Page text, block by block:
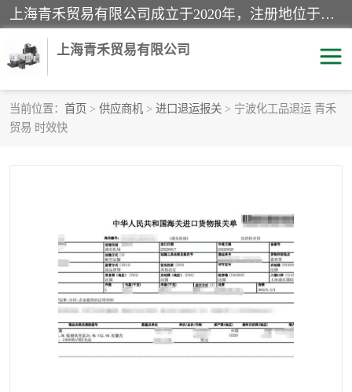
上海青禾贸易有限公司成立于2020年，注册地位于上海市宝山区。经营范围包括：机械设备、五金制品、劳防用品、电子产品、塑胶制品、家具、模具、纺织品、仪器仪表、建筑材料、装饰材料、化工产品、金属制品、机车配件等货物进出口报关、清关服务。
上海青禾贸易有限公司
当前位置： 首页 > 供应商机 > 进口退运报关 > 宁波化工品退运 青禾
贸易 时效快
酒类饮料报关
进口杂货清关
家用电器报关 机床进口清关
国际灯具清关